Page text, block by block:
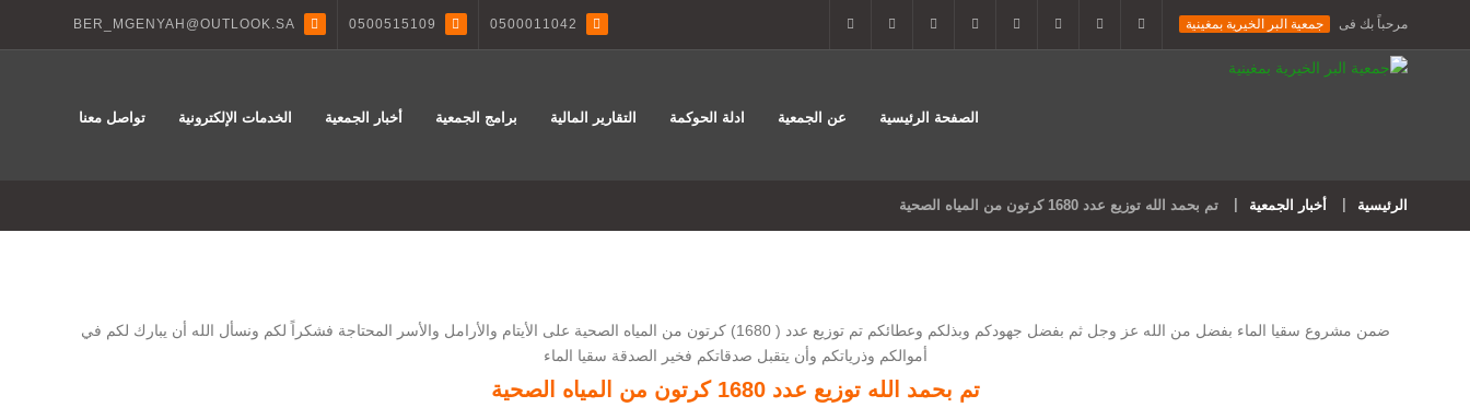
مرحباً بك فى جمعية البر الخيرية بمغينية 0500011042
0500515109
BER_MGENYAH@OUTLOOK.SA
الصفحة الرئيسية عن الجمعية ادلة الحوكمة التقارير المالية برامج الجمعية أخبار الجمعية الخدمات الإلكترونية تواصل معنا
الرئيسية أخبار الجمعية تم بحمد الله توزيع عدد 1680 كرتون من المياه الصحية
ضمن مشروع ⁧‫سقيا الماء‬⁩ بفضل من الله عز وجل ثم بفضل جهودكم وبذلكم وعطائكم تم توزيع عدد ( 1680) كرتون من المياه الصحية على الأيتام والأرامل والأسر المحتاجة فشكراً لكم ونسأل الله أن يبارك لكم في
أموالكم وذرياتكم وأن يتقبل صدقاتكم فخير الصدقة سقيا الماء
تم بحمد الله توزيع عدد 1680 كرتون من المياه الصحية